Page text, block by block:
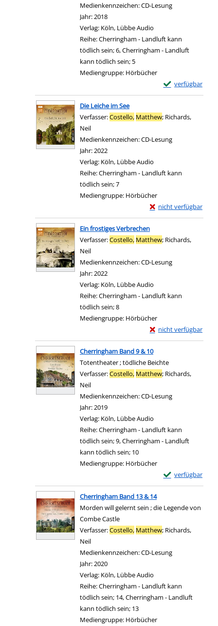
Medienkennzeichen:CD-Lesung
Jahr:2018
Verlag: Köln, Lübbe Audio
Reihe:Cherringham - Landluft kann
tödlich sein; 6, Cherringham - Landluft
kann tödlich sein; 5
Mediengruppe: Hörbücher
verfügbar
Exemplar-Details
Zum Download
Die Leiche im See
Verfasser:Costello, Matthew; Richards,
Neil
Medienkennzeichen:CD-Lesung
Jahr:2022
Verlag: Köln, Lübbe Audio
Reihe:Cherringham - Landluft kann
tödlich sein; 7
Mediengruppe: Hörbücher
nicht verfügbar
Exemplar-Details von
Zum Download von
Ein frostiges Verbrechen
Verfasser:Costello, Matthew; Richards,
Neil
Medienkennzeichen:CD-Lesung
Jahr:2022
Verlag: Köln, Lübbe Audio
Reihe:Cherringham - Landluft kann
tödlich sein; 8
Mediengruppe: Hörbücher
nicht verfügbar
Exemplar-Details von
Zum Download von
Cherringham Band 9 & 10
Totentheater ; tödliche Beichte
Verfasser:Costello, Matthew; Richards,
Neil
Medienkennzeichen:CD-Lesung
Jahr:2019
Verlag: Köln, Lübbe Audio
Reihe:Cherringham - Landluft kann
tödlich sein; 9, Cherringham - Landluft
kann tödlich sein; 10
Mediengruppe: Hörbücher
verfügbar
Exemplar-Details
Zum Download
Cherringham Band 13 & 14
Morden will gelernt sein ; die Legende von
Combe Castle
Verfasser:Costello, Matthew; Richards,
Neil
Medienkennzeichen:CD-Lesung
Jahr:2020
Verlag: Köln, Lübbe Audio
Reihe:Cherringham - Landluft kann
tödlich sein; 14, Cherringham - Landluft
kann tödlich sein; 13
Mediengruppe: Hörbücher